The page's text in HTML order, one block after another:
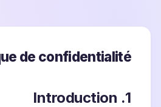
de confidentialité
1. Introduction